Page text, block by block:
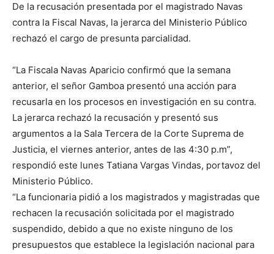
De la recusación presentada por el magistrado Navas
contra la Fiscal Navas, la jerarca del Ministerio Público
rechazó el cargo de presunta parcialidad.
“La Fiscala Navas Aparicio confirmó que la semana
anterior, el señor Gamboa presentó una acción para
recusarla en los procesos en investigación en su contra.
La jerarca rechazó la recusación y presentó sus
argumentos a la Sala Tercera de la Corte Suprema de
Justicia, el viernes anterior, antes de las 4:30 p.m”,
respondió este lunes Tatiana Vargas Vindas, portavoz del
Ministerio Público.
“La funcionaria pidió a los magistrados y magistradas que
rechacen la recusación solicitada por el magistrado
suspendido, debido a que no existe ninguno de los
presupuestos que establece la legislación nacional para